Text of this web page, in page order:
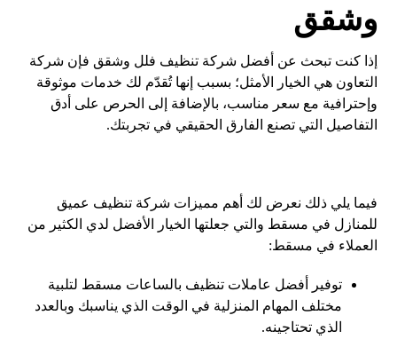
وشقق
إذا كنت تبحث عن أفضل شركة تنظيف فلل وشقق فإن شركة
التعاون هي الخيار الأمثل؛ بسبب إنها تُقدّم لك خدمات موثوقة
وإحترافية مع سعر مناسب، بالإضافة إلى الحرص على أدق
التفاصيل التي تصنع الفارق الحقيقي في تجربتك.
فيما يلي ذلك نعرض لك أهم مميزات شركة تنظيف عميق
للمنازل في مسقط والتي جعلتها الخيار الأفضل لدي الكثير من
العملاء في مسقط:
توفير أفضل عاملات تنظيف بالساعات مسقط لتلبية
مختلف المهام المنزلية في الوقت الذي يناسبك وبالعدد
الذي تحتاجينه.